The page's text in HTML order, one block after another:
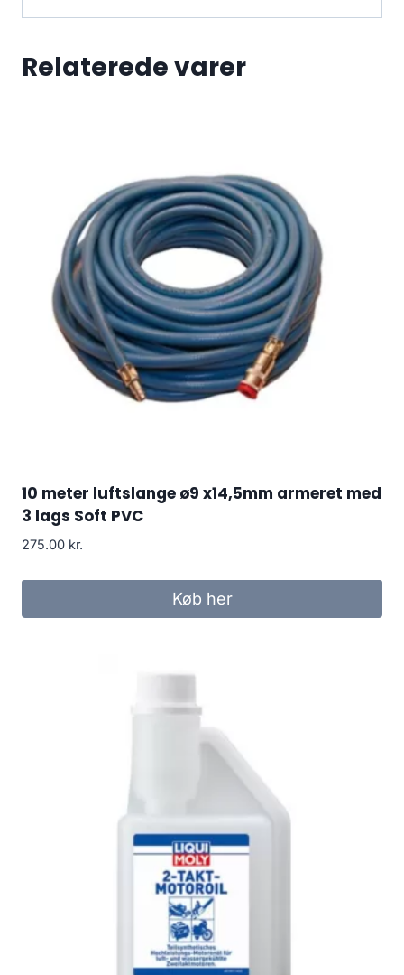
Relaterede varer
10 meter luftslange ø9 x14,5mm armeret med
3 lags Soft PVC
275.00 kr.
Køb her